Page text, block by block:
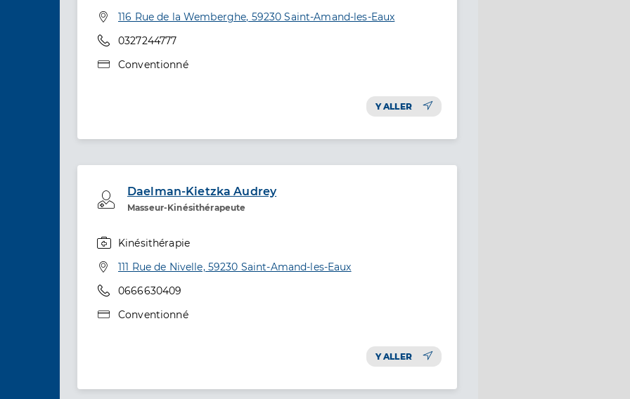
Adresse
116 Rue de la Wemberghe, 59230 Saint-Amand-les-Eaux
Téléphone
0327244777
Type de convention
Conventionné
Y ALLER
Daelman-Kietzka Audrey
Masseur-Kinésithérapeute
Professionel de santé
Kinésithérapie
Adresse
111 Rue de Nivelle, 59230 Saint-Amand-les-Eaux
Téléphone
0666630409
Type de convention
Conventionné
Y ALLER